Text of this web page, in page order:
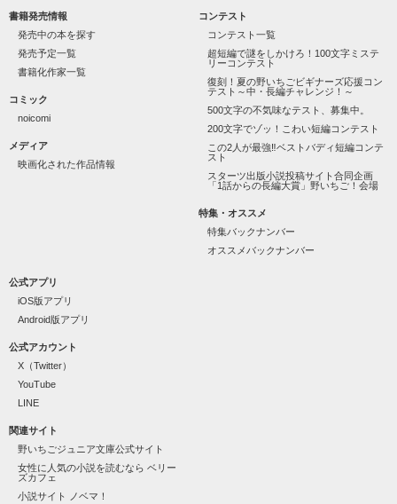
ドキドキしながら男装執事として働くリリィ
そんなリリィは、屋敷でいろんな人間と出会う！
リリィの自由気ままさにみんなが狂わされていく…
そしてリリィは人と関わる楽しさに目覚める
こーんなに楽しい今世は最高ねっ！！
※完結しました。
他サイトでも掲載予定です
作品を読む
作品を読む
書籍発売情報
発売中の本を探す
発売予定一覧
書籍化作家一覧
コミック
noicomi
メディア
映画化された作品情報
コンテスト
コンテスト一覧
超短編で謎をしかけろ！100文字ミステ
リーコンテスト
復刻！夏の野いちごビギナーズ応援コン
テスト～中・長編チャレンジ！～
500文字の不気味なテスト、募集中。
200文字でゾッ！こわい短編コンテスト
この2人が最強‼ベストバディ短編コンテ
スト
スターツ出版小説投稿サイト合同企画
「1話からの長編大賞」野いちご！会場
特集・オススメ
特集バックナンバー
オススメバックナンバー
公式アプリ
iOS版アプリ
Android版アプリ
公式アカウント
X（Twitter）
YouTube
LINE
関連サイト
野いちごジュニア文庫公式サイト
女性に人気の小説を読むなら ベリー
ズカフェ
小説サイト ノベマ！